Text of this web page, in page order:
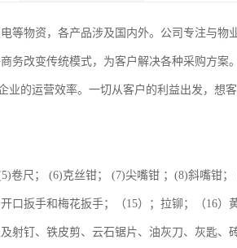
等物资，各产品涉及国内外。公司专注与物
务改变传统模式，为客户解决各种采购方案
的运营效率。一切从客户的利益出发，想客
卷尺； (6)克丝钳； (7)尖嘴钳 ；(8)斜嘴钳
扳手和梅花扳手；（15）；拉铆；（16）
射钉、铁皮剪、云石锯片、油灰刀、灰匙、